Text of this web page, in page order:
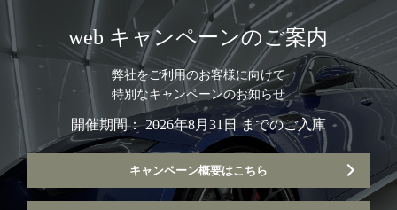
web キャンペーンのご案内
弊社をご利用のお客様に向けて
特別なキャンペーンのお知らせ
開催期間： 2026年8月31日 までのご入庫
キャンペーン概要はこちら